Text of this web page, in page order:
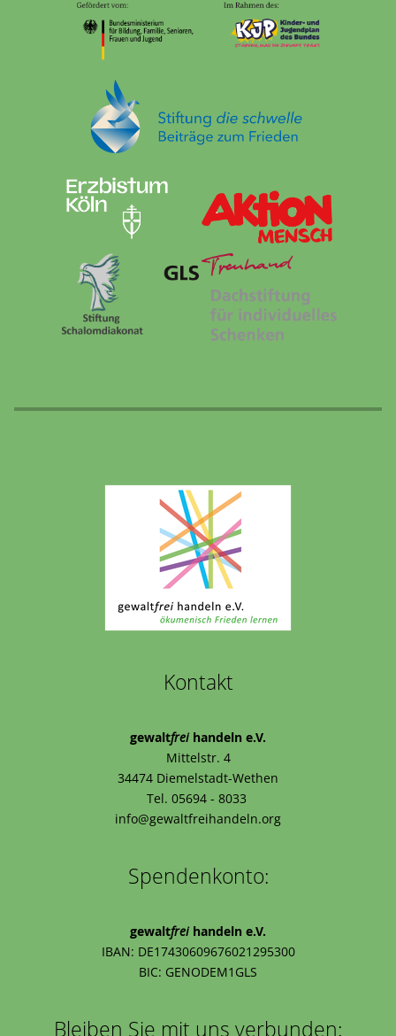
Kontakt
gewaltfreihandeln e.V.
Mittelstr. 4
34474 Diemelstadt-Wethen
Tel. 05694 - 8033
info@gewaltfreihandeln.org
Spendenkonto:
gewaltfreihandeln e.V.
IBAN: DE17430609676021295300
BIC: GENODEM1GLS
Bleiben Sie mit uns verbunden: